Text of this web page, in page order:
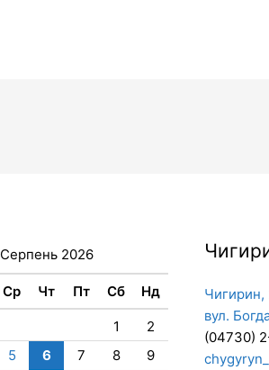
Серпень 2026
Ср Чт Пт Сб Нд
1
2
5 6 7 8
9
Чигирин,
вул.
(04730)